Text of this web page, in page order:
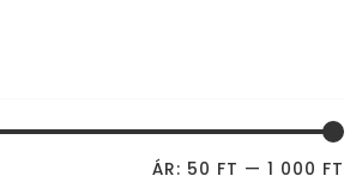
ÁR: 50 FT — 1 000 FT